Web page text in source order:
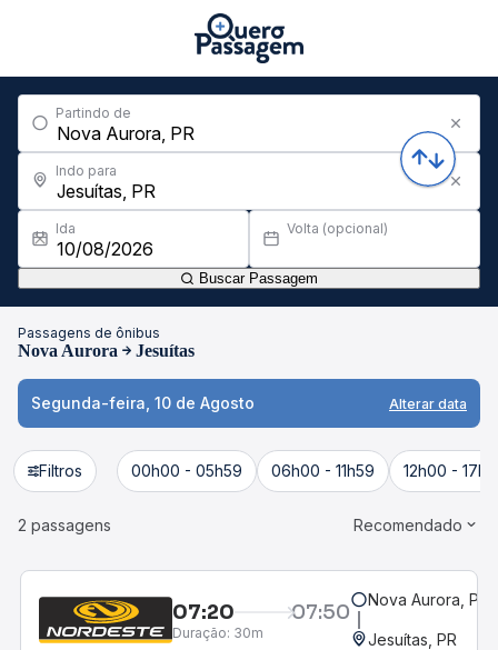
Partindo de
Indo para
Ida Volta (opcional)
Buscar Passagem
Passagens de ônibus
Nova Aurora Jesuítas
Segunda-feira, 10 de Agosto Alterar data
Filtros 00h00 - 05h59 06h00 - 11h59 12h00 -
2 passagens Recomendado
07:20 07:50
Duração: 30m
Nova Aurora, PR
Jesuítas, PR